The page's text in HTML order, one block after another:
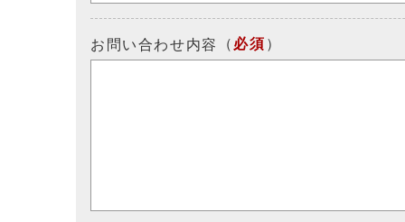
お問い合わせ内容 （ 必須 ）